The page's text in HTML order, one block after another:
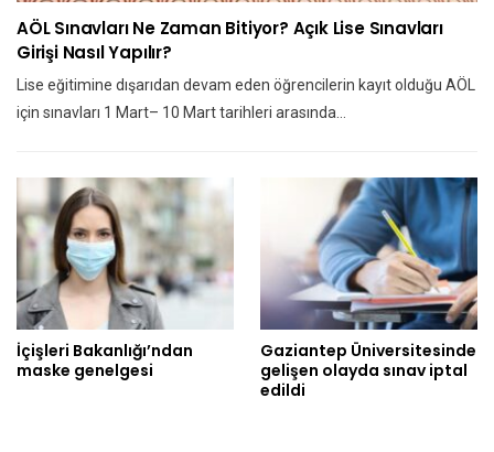
AÖL Sınavları Ne Zaman Bitiyor? Açık Lise Sınavları
Girişi Nasıl Yapılır?
Lise eğitimine dışarıdan devam eden öğrencilerin kayıt olduğu AÖL
için sınavları 1 Mart– 10 Mart tarihleri arasında…
İçişleri Bakanlığı’ndan
maske genelgesi
Gaziantep Üniversitesinde
gelişen olayda sınav iptal
edildi